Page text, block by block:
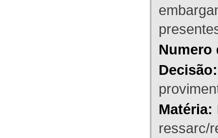
Numero
Decisão:
Matéria:
ressarc/